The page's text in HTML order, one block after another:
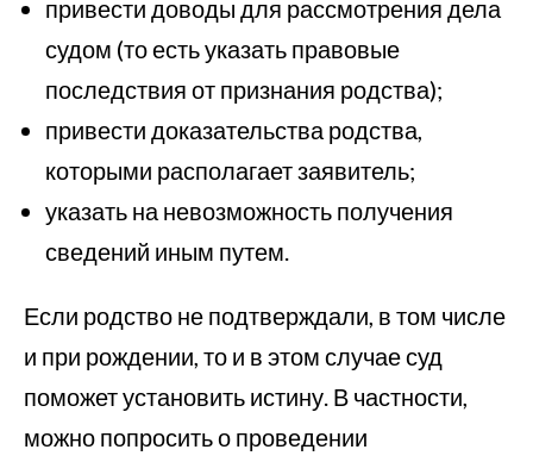
привести доводы для рассмотрения дела
судом (то есть указать правовые
последствия от признания родства);
привести доказательства родства,
которыми располагает заявитель;
указать на невозможность получения
сведений иным путем.
Если родство не подтверждали, в том числе
и при рождении, то и в этом случае суд
поможет установить истину. В частности,
можно попросить о проведении